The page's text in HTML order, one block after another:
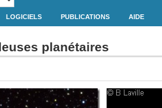
LOGICIELS PUBLICATIONS AIDE
planétaires